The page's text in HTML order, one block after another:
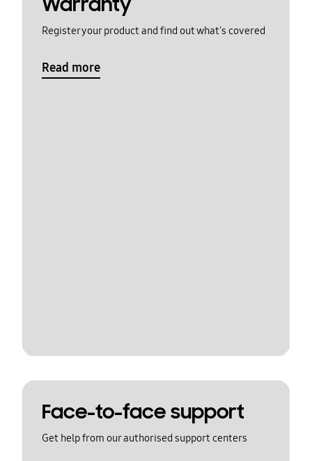
Register your product and find out what's covered
Read more
Face-to-face support
Get help from our authorised support centers